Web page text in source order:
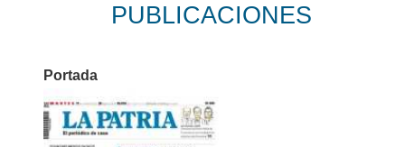
PUBLICACIONES
Portada